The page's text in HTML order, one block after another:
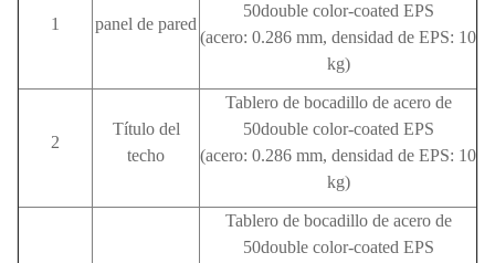
1 panel de pared
50double color-coated EPS
(acero: 0.286 mm, densidad de EPS: 10
kg)
2
Título del
techo
Tablero de bocadillo de acero de
50double color-coated EPS
(acero: 0.286 mm, densidad de EPS: 10
kg)
Tablero de bocadillo de acero de
50double color-coated EPS